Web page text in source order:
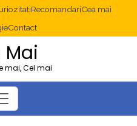
RecomandariCea mai
Contact
Mai
mai, Cel mai